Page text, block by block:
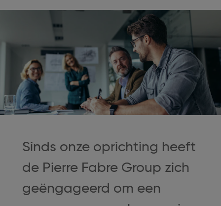
Sinds onze oprichting heeft
de Pierre Fabre Group zich
geëngageerd om een